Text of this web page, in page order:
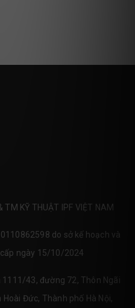
TM KỸ THUẬT IPF VIỆT NAM
do sở kế hoạch và
ngày 15/10/2024
43, đường 72, Thôn Ngãi
Hoài Đức, Thành phố Hà Nội,